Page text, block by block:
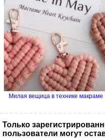
Милая вещица в технике макраме
Только
пользователи могут